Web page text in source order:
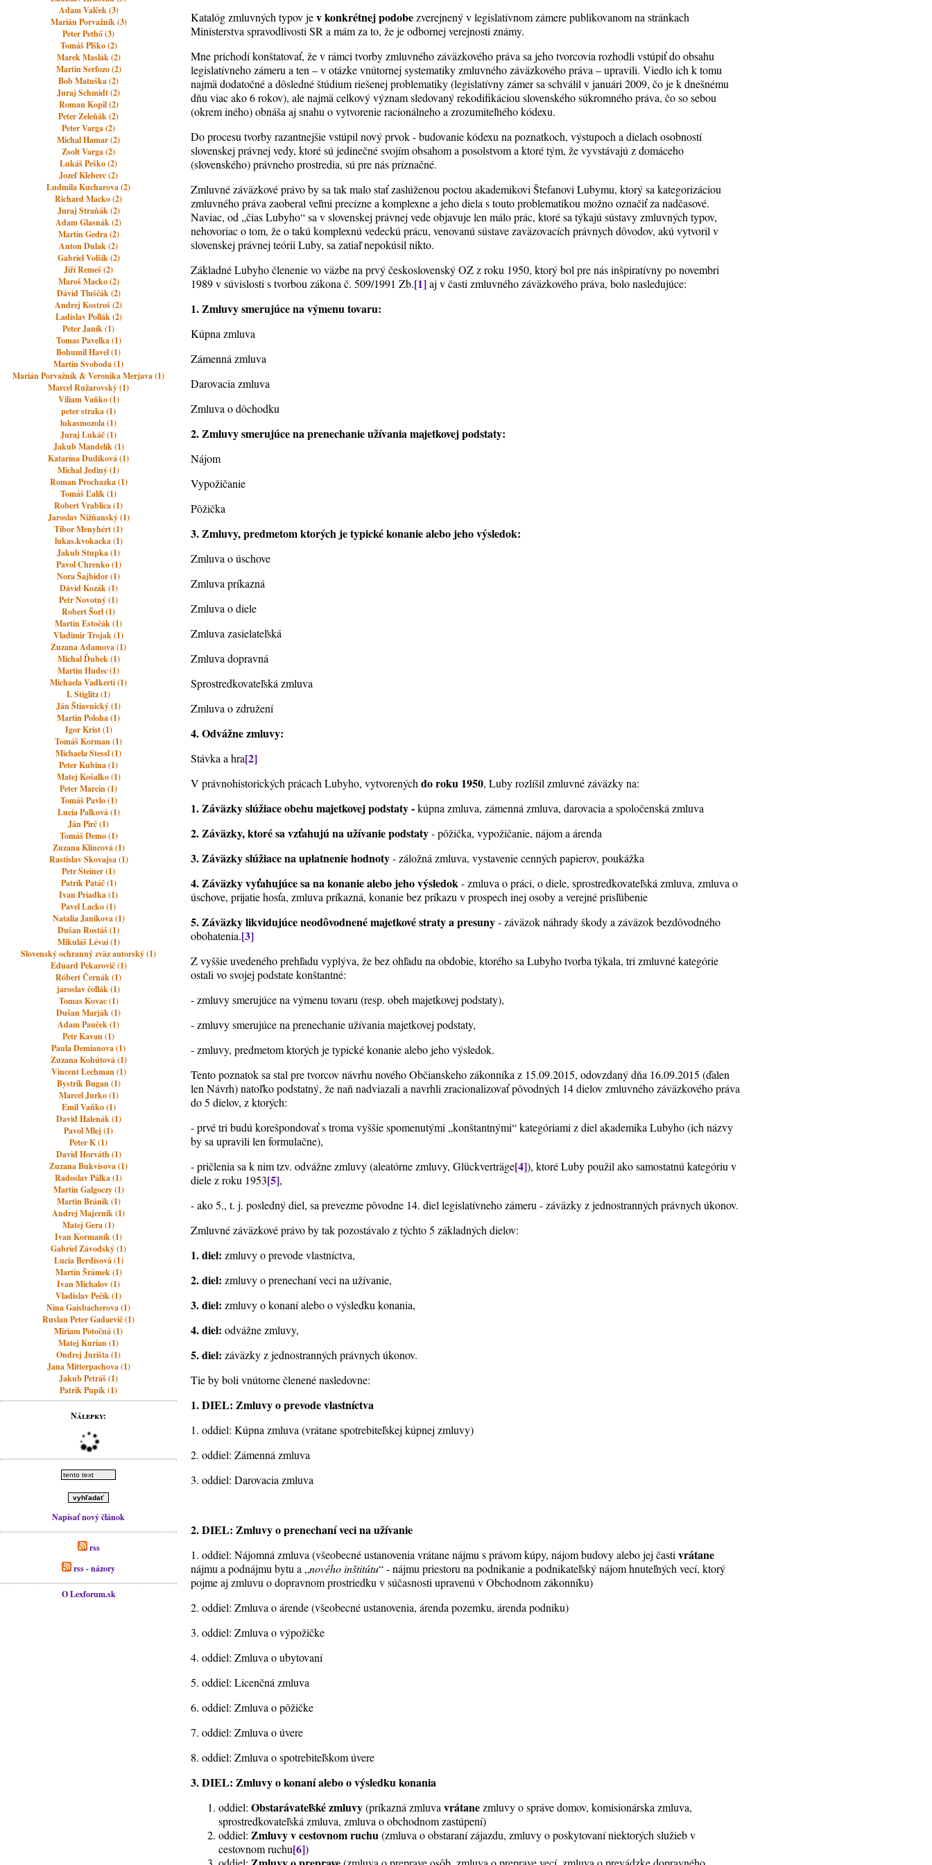
Adam Valček (3)
Marián Porvažník (3)
Peter Pethő (3)
Tomáš Plško (2)
Marek Maslák (2)
Martin Serfozo (2)
Bob Matuška (2)
Juraj Schmidt (2)
Roman Kopil (2)
Peter Zeleňák (2)
Peter Varga (2)
Michal Hamar (2)
Zsolt Varga (2)
Lukáš Peško (2)
Jozef Kleberc (2)
Ludmila Kucharova (2)
Richard Macko (2)
Juraj Straňák (2)
Adam Glasnák (2)
Martin Gedra (2)
Anton Dulak (2)
Gabriel Volšík (2)
Jiří Remeš (2)
Maroš Macko (2)
Dávid Tluščák (2)
Andrej Kostroš (2)
Ladislav Pollák (2)
Peter Janík (1)
Tomas Pavelka (1)
Bohumil Havel (1)
Martin Svoboda (1)
Marián Porvažník & Veronika Merjava (1)
Marcel Ružarovský (1)
Viliam Vaňko (1)
peter straka (1)
lukasmozola (1)
Juraj Lukáč (1)
Jakub Mandelík (1)
Katarína Dudíková (1)
Michal Jediný (1)
Roman Prochazka (1)
Tomáš Ľalík (1)
Robert Vrablica (1)
Jaroslav Nižňanský (1)
Tibor Menyhért (1)
lukas.kvokacka (1)
Jakub Stupka (1)
Pavol Chrenko (1)
Nora Šajbidor (1)
Dávid Kozák (1)
Petr Novotný (1)
Robert Šorl (1)
Martin Estočák (1)
Vladimir Trojak (1)
Zuzana Adamova (1)
Michal Ďubek (1)
Martin Hudec (1)
Michaela Vadkerti (1)
I. Stiglitz (1)
Ján Štiavnický (1)
Martin Poloha (1)
Igor Krist (1)
Tomáš Korman (1)
Michaela Stessl (1)
Peter Kubina (1)
Matej Košalko (1)
Peter Marcin (1)
Tomáš Pavlo (1)
Lucia Palková (1)
Ján Pirč (1)
Tomáš Demo (1)
Zuzana Klincová (1)
Rastislav Skovajsa (1)
Petr Steiner (1)
Patrik Patáč (1)
Ivan Priadka (1)
Pavel Lacko (1)
Natalia Janikova (1)
Dušan Rostáš (1)
Mikuláš Lévai (1)
Slovenský ochranný zväz autorský (1)
Eduard Pekarovič (1)
Róbert Černák (1)
jaroslav čollák (1)
Tomas Kovac (1)
Dušan Marják (1)
Adam Pauček (1)
Petr Kavan (1)
Paula Demianova (1)
Zuzana Kohútová (1)
Vincent Lechman (1)
Bystrik Bugan (1)
Marcel Jurko (1)
Emil Vaňko (1)
David Halenák (1)
Pavol Mlej (1)
Peter K (1)
David Horváth (1)
Zuzana Bukvisova (1)
Radoslav Pálka (1)
Martin Galgoczy (1)
Martin Bránik (1)
Andrej Majerník (1)
Matej Gera (1)
Ivan Kormaník (1)
Gabriel Závodský (1)
Lucia Berdisová (1)
Martin Šrámek (1)
Ivan Michalov (1)
Vladislav Pečík (1)
Nina Gaisbacherova (1)
Ruslan Peter Gadaevič (1)
Miriam Potočná (1)
Matej Kurian (1)
Ondrej Jurišta (1)
Jana Mitterpachova (1)
Jakub Petráš (1)
Patrik Pupík (1)
Nálepky:
Napísať nový článok
rss
rss - názory
O Lexforum.sk
Katalóg zmluvných typov jev konkrétnej podobezverejnený v legislatívnom zámere publikovanom na stránkach
Ministerstva spravodlivosti SR a mám za to, že je odbornej verejnosti známy.
Mne prichodí konštatovať, že v rámci tvorby zmluvného záväzkového práva sa jeho tvorcovia rozhodli vstúpiť do obsahu
legislatívneho zámeru a ten – v otázke vnútornej systematiky zmluvného záväzkového práva – upravili. Viedlo ich k tomu
najmä dodatočné a dôsledné štúdium riešenej problematiky (legislatívny zámer sa schválil v januári 2009, čo je k dnešnému
dňu viac ako 6 rokov), ale najmä celkový význam sledovaný rekodifikáciou slovenského súkromného práva, čo so sebou
(okrem iného) obnáša aj snahu o vytvorenie racionálneho a zrozumiteľného kódexu.
Do procesu tvorby razantnejšie vstúpil nový prvok - budovanie kódexu na poznatkoch, výstupoch a dielach osobností
slovenskej právnej vedy, ktoré sú jedinečné svojím obsahom a posolstvom a ktoré tým, že vyvstávajú z domáceho
(slovenského) právneho prostredia, sú pre nás príznačné.
Zmluvné záväzkové právo by sa tak malo stať zaslúženou poctou akademikovi Štefanovi Lubymu, ktorý sa kategorizáciou
zmluvného práva zaoberal veľmi precízne a komplexne a jeho diela s touto problematikou možno označiť za nadčasové.
Naviac, od „čias Lubyho“ sa v slovenskej právnej vede objavuje len málo prác, ktoré sa týkajú sústavy zmluvných typov,
nehovoriac o tom, že o takú komplexnú vedeckú prácu, venovanú sústave zaväzovacích právnych dôvodov, akú vytvoril v
slovenskej právnej teórii Luby, sa zatiaľ nepokúsil nikto.
Základné Lubyho členenie vo väzbe na prvý československý OZ z roku 1950, ktorý bol pre nás inšpiratívny po novembri
1989 v súvislosti s tvorbou zákona č. 509/1991 Zb.[1]aj v časti zmluvného záväzkového práva, bolo nasledujúce:
1. Zmluvy smerujúce na výmenu tovaru:
Kúpna zmluva
Zámenná zmluva
Darovacia zmluva
Zmluva o dôchodku
2. Zmluvy smerujúce na prenechanie užívania majetkovej podstaty:
Nájom
Vypožičanie
Pôžička
3. Zmluvy, predmetom ktorých je typické konanie alebo jeho výsledok:
Zmluva o úschove
Zmluva príkazná
Zmluva o diele
Zmluva zasielateľská
Zmluva dopravná
Sprostredkovateľská zmluva
Zmluva o združení
4. Odvážne zmluvy:
Stávka a hra[2]
V právnohistorických prácach Lubyho, vytvorenýchdo roku 1950, Luby rozlíšil zmluvné záväzky na:
1. Záväzky slúžiace obehu majetkovej podstaty -kúpna zmluva, zámenná zmluva, darovacia a spoločenská zmluva
2. Záväzky, ktoré sa vzťahujú na užívanie podstaty- pôžička, vypožičanie, nájom a árenda
3. Záväzky slúžiace na uplatnenie hodnoty- záložná zmluva, vystavenie cenných papierov, poukážka
4. Záväzky vyťahujúce sa na konanie alebo jeho výsledok- zmluva o práci, o diele, sprostredkovateľská zmluva, zmluva o
úschove, prijatie hosťa, zmluva príkazná, konanie bez príkazu v prospech inej osoby a verejné prisľúbenie
5. Záväzky likvidujúce neodôvodnené majetkové straty a presuny- záväzok náhrady škody a záväzok bezdôvodného
obohatenia.[3]
Z vyššie uvedeného prehľadu vyplýva, že bez ohľadu na obdobie, ktorého sa Lubyho tvorba týkala, tri zmluvné kategórie
ostali vo svojej podstate konštantné:
- zmluvy smerujúce na výmenu tovaru (resp. obeh majetkovej podstaty),
- zmluvy smerujúce na prenechanie užívania majetkovej podstaty,
- zmluvy, predmetom ktorých je typické konanie alebo jeho výsledok.
Tento poznatok sa stal pre tvorcov návrhu nového Občianskeho zákonníka z 15.09.2015, odovzdaný dňa 16.09.2015 (ďalen
len Návrh) natoľko podstatný, že naň nadviazali a navrhli zracionalizovať pôvodných 14 dielov zmluvného záväzkového práva
do 5 dielov, z ktorých:
- prvé tri budú korešpondovať s troma vyššie spomenutými „konštantnými“ kategóriami z diel akademika Lubyho (ich názvy
by sa upravili len formulačne),
- pričlenia sa k nim tzv. odvážne zmluvy (aleatórne zmluvy, Glückverträge[4]), ktoré Luby použil ako samostatnú kategóriu v
diele z roku 1953[5],
- ako 5., t. j. posledný diel, sa prevezme pôvodne 14. diel legislatívneho zámeru - záväzky z jednostranných právnych úkonov.
Zmluvné záväzkové právo by tak pozostávalo z týchto 5 základných dielov:
1. diel: zmluvy o prevode vlastníctva,
2. diel: zmluvy o prenechaní veci na užívanie,
3. diel: zmluvy o konaní alebo o výsledku konania,
4. diel: odvážne zmluvy,
5. diel: záväzky z jednostranných právnych úkonov.
Tie by boli vnútorne členené nasledovne:
1.DIEL: Zmluvy o prevode vlastníctva
1. oddiel: Kúpna zmluva (vrátane spotrebiteľskej kúpnej zmluvy)
2. oddiel: Zámenná zmluva
3. oddiel: Darovacia zmluva
2.DIEL: Zmluvy o prenechaní veci na užívanie
1. oddiel: Nájomná zmluva (všeobecné ustanovenia vrátane nájmu s právom kúpy, nájom budovy alebo jej častivrátane
nájmu a podnájmu bytu a „nového inštitútu“ - nájmu priestoru na podnikanie a podnikateľský nájom hnuteľných vecí, ktorý
pojme aj zmluvu o dopravnom prostriedku v súčasnosti upravenú v Obchodnom zákonníku)
2. oddiel: Zmluva o árende (všeobecné ustanovenia, árenda pozemku, árenda podniku)
3. oddiel: Zmluva o výpožičke
4. oddiel: Zmluva o ubytovaní
5. oddiel: Licenčná zmluva
6. oddiel: Zmluva o pôžičke
7. oddiel: Zmluva o úvere
8. oddiel: Zmluva o spotrebiteľskom úvere
3. DIEL: Zmluvy o konaní alebo o výsledku konania
oddiel:Obstarávateľské zmluvy(príkazná zmluvavrátanezmluvy o správe domov, komisionárska zmluva,
sprostredkovateľská zmluva, zmluva o obchodnom zastúpení)
oddiel: Zmluvy v cestovnom ruchu(zmluva o obstaraní zájazdu, zmluvy o poskytovaní niektorých služieb v
cestovnom ruchu[6])